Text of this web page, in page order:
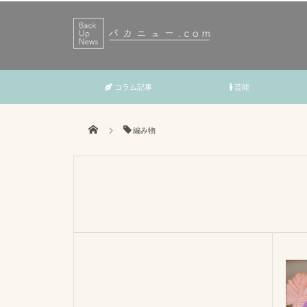
コラム記事 芸能
編み物